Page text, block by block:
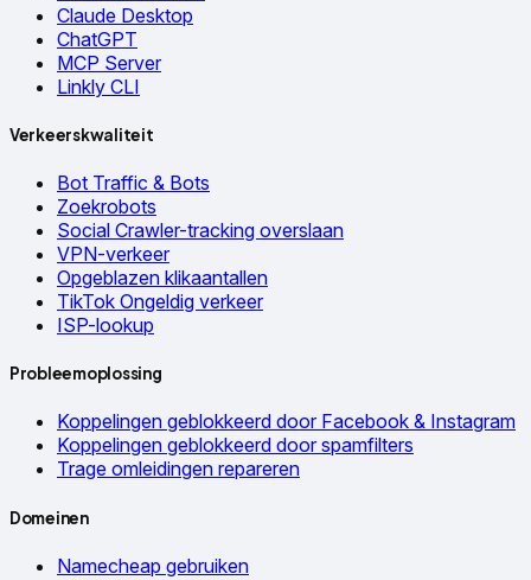
Claude Desktop
ChatGPT
MCP Server
Linkly CLI
Verkeerskwaliteit
Bot Traffic & Bots
Zoekrobots
Social Crawler-tracking overslaan
VPN-verkeer
Opgeblazen klikaantallen
TikTok Ongeldig verkeer
ISP-lookup
Probleemoplossing
Koppelingen geblokkeerd door Facebook & Instagram
Koppelingen geblokkeerd door spamfilters
Trage omleidingen repareren
Domeinen
Namecheap gebruiken